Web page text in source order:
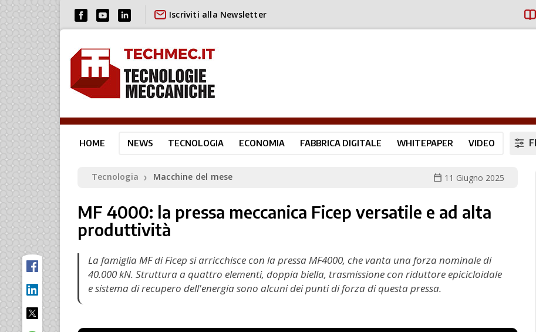
Iscriviti alla Newsletter
HOME NEWS TECNOLOGIA ECONOMIA FABBRICA DIGITALE WHITEPAPER VIDEO
Tecnologia ❯ Macchine del mese calendar_today 11 Giugno 2025
MF 4000: la pressa meccanica Ficep versatile e ad alta
produttività
La famiglia MF di Ficep si arricchisce con la pressa MF4000, che vanta una forza nominale di
40.000 kN. Struttura a quattro elementi, doppia biella, trasmissione con riduttore epicicloidale
e sistema di recupero dell'energia sono alcuni dei punti di forza di questa pressa.